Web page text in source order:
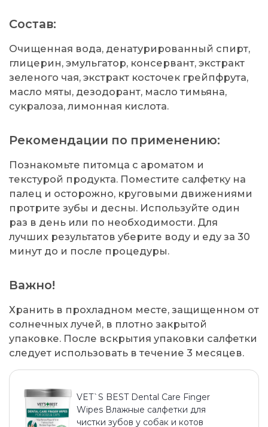
Состав:
Очищенная вода, денатурированный спирт,
глицерин, эмульгатор, консервант, экстракт
зеленого чая, экстракт косточек грейпфрута,
масло мяты, дезодорант, масло тимьяна,
сукралоза, лимонная кислота.
Рекомендации по применению:
Познакомьте питомца с ароматом и
текстурой продукта. Поместите салфетку на
палец и осторожно, круговыми движениями
протрите зубы и десны. Используйте один
раз в день или по необходимости. Для
лучших результатов уберите воду и еду за 30
минут до и после процедуры.
Важно!
Хранить в прохладном месте, защищенном от
солнечных лучей, в плотно закрытой
упаковке. После вскрытия упаковки салфетки
следует использовать в течение 3 месяцев.
VET`S BEST Dental Care Finger
Wipes Влажные салфетки для
чистки зубов у собак и котов